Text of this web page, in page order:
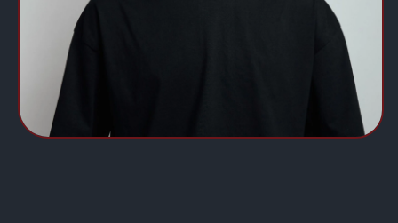
Как проехать до
+7 (343) 288 51 18